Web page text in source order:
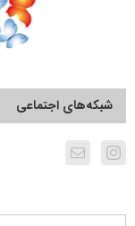
شبکه‌های اجتماعی